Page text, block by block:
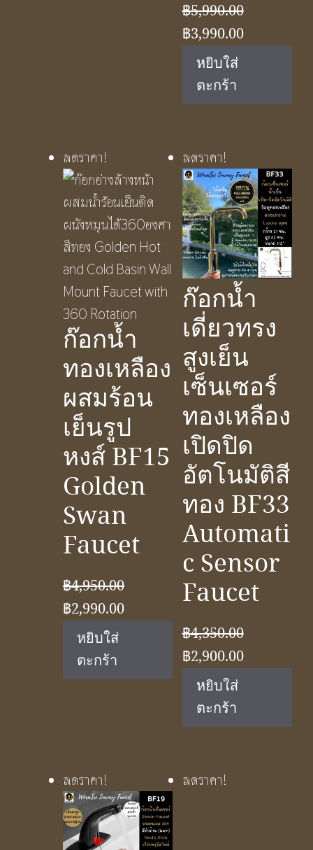
฿5,990.00
Original
price
was:
฿5,990.00.
฿3,990.00Current
฿3,990.00.
หยิบใส่
ตะกร้า
ลดราคา!
ก๊อกน้ำ
ทองเหลือง
ผสมร้อน
เย็นรูป
หงส์ BF15
Golden
Swan
Faucet
฿4,950.00
Original
price
was:
฿4,950.00.
฿2,990.00Current
฿2,990.00.
หยิบใส่
ตะกร้า
ลดราคา!
ก๊อกน้ำ
เดี่ยวทรง
สูงเย็น
เซ็นเซอร์
ทองเหลือง
เปิดปิด
อัตโนมัติสี
ทอง BF33
Automati
c Sensor
Faucet
฿4,350.00
Original
price
was:
฿4,350.00.
฿2,900.00Current
฿2,900.00.
หยิบใส่
ตะกร้า
ลดราคา! ลดราคา!